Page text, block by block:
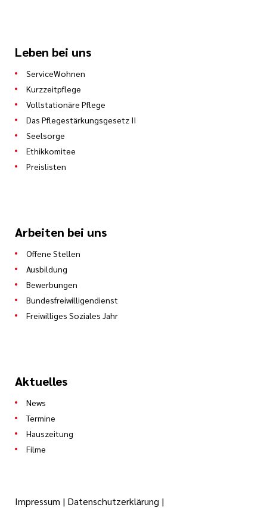
Leben bei uns
ServiceWohnen
Kurzzeitpflege
Vollstationäre Pflege
Das Pflegestärkungsgesetz II
Seelsorge
Ethikkomitee
Preislisten
Arbeiten bei uns
Offene Stellen
Ausbildung
Bewerbungen
Bundesfreiwilligendienst
Freiwilliges Soziales Jahr
Aktuelles
News
Termine
Hauszeitung
Filme
Impressum | Datenschutzerklärung |